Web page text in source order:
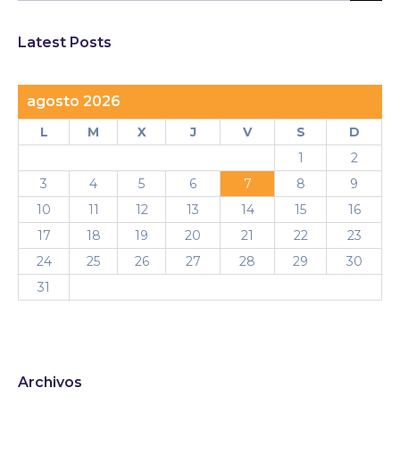
Latest Posts
agosto 2026
L M X J V S
D
1
2
3
4 5 6 7 8
9
10
11 12 13 14 15
16
17
18 19 20 21 22
23
24
25 26 27 28 29
30
31
Archivos